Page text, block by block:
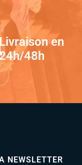
en
48h
NEWSLETTER